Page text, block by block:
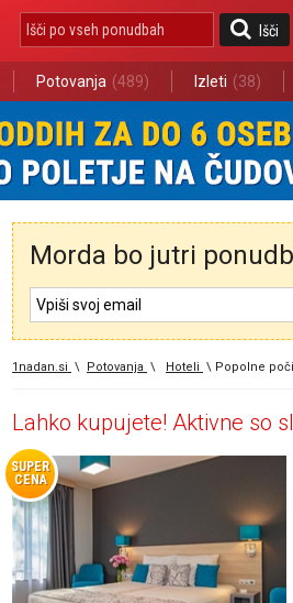
Išči
Potovanja (489) Izleti (38)
Morda bo jutri
1nadan.si \ Potovanja \ Hoteli \ Popolne
Lahko kupujete! Aktivne so
SUPER
CENA